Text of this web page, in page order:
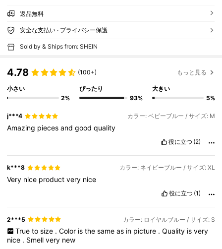
返品無料
安全な支払い · プライバシー保護
Sold by & Ships from: SHEIN
4.78 (100+) もっと見る
小さい
2%
ぴったり
93%
大きい
5%
j***4 カラー: ベビーブルー / サイズ: M
Amazing piecesandgoodquality
役に立つ (2)
k***8 カラー: ネイビーブルー / サイズ: XL
Very nice productvery nice
役に立つ (1)
2***5 カラー: ロイヤルブルー / サイズ: S
True to size . Color is the same as in picture . Quality is very
nice . Smellvery new